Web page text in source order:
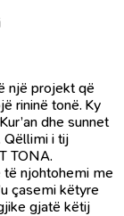
një projekt që
rininë tonë. Ky
dhe sunnet
Qëllimi i tij
TONA.
të njohtohemi me
çasemi këtyre
gjatë këtij